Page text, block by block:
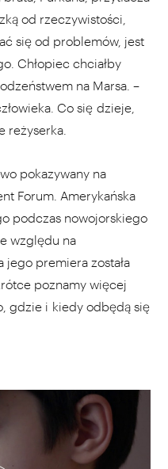
od rzeczywistości,
się od problemów, jest
Chłopiec chciałby
na Marsa. –
Co się dzieje,
reżyserka.
pokazywany na
Forum. Amerykańska
podczas nowojorskiego
względu na
premiera została
poznamy więcej
gdzie i kiedy odbędą się